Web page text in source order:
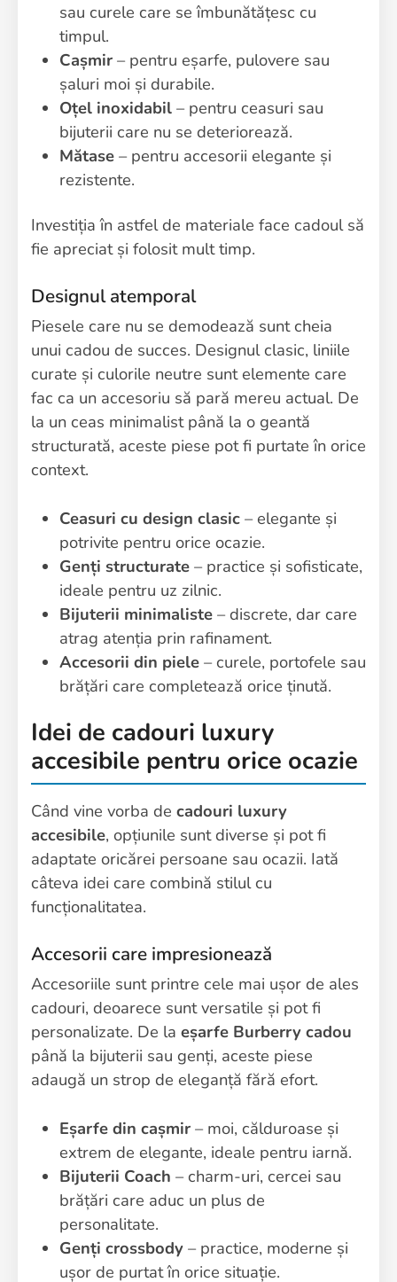
sau curele care se îmbunătățesc cu
timpul.
Cașmir – pentru eșarfe, pulovere sau
șaluri moi și durabile.
Oțel inoxidabil – pentru ceasuri sau
bijuterii care nu se deteriorează.
Mătase – pentru accesorii elegante și
rezistente.
Investiția în astfel de materiale face cadoul să
fie apreciat și folosit mult timp.
Designul atemporal
Piesele care nu se demodează sunt cheia
unui cadou de succes. Designul clasic, liniile
curate și culorile neutre sunt elemente care
fac ca un accesoriu să pară mereu actual. De
la un ceas minimalist până la o geantă
structurată, aceste piese pot fi purtate în orice
context.
Ceasuri cu design clasic – elegante și
potrivite pentru orice ocazie.
Genți structurate – practice și sofisticate,
ideale pentru uz zilnic.
Bijuterii minimaliste – discrete, dar care
atrag atenția prin rafinament.
Accesorii din piele – curele, portofele sau
brățări care completează orice ținută.
Idei de cadouri luxury
accesibile pentru orice ocazie
Când vine vorba de cadouri luxury
accesibile, opțiunile sunt diverse și pot fi
adaptate oricărei persoane sau ocazii. Iată
câteva idei care combină stilul cu
funcționalitatea.
Accesorii care impresionează
Accesoriile sunt printre cele mai ușor de ales
cadouri, deoarece sunt versatile și pot fi
personalizate. De la eșarfe Burberry cadou
până la bijuterii sau genți, aceste piese
adaugă un strop de eleganță fără efort.
Eșarfe din cașmir – moi, călduroase și
extrem de elegante, ideale pentru iarnă.
Bijuterii Coach – charm-uri, cercei sau
brățări care aduc un plus de
personalitate.
Genți crossbody – practice, moderne și
ușor de purtat în orice situație.